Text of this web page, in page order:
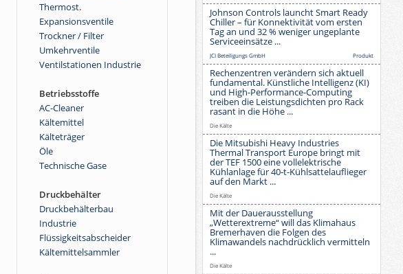
Thermost.
Expansionsventile
Trockner / Filter
Umkehrventile
Ventilstationen Industrie
Betriebsstoffe
AC-Cleaner
Kältemittel
Kälteträger
Öle
Technische Gase
Druckbehälter
Druckbehälterbau
Industrie
Flüssigkeitsabscheider
Kältemittelsammler
Johnson Controls launcht Smart Ready
Chiller – für Konnektivität vom ersten
Tag an und 32 % weniger ungeplante
Serviceeinsätze ...
JCI Beteiligungs GmbH Produkt
Rechenzentren verändern sich aktuell
fundamental. Künstliche Intelligenz (KI)
und High-Performance-Computing
treiben die Leistungsdichten pro Rack
rasant in die Höhe ...
Die Kälte
Die Mitsubishi Heavy Industries
Thermal Transport Europe bringt mit
der TEF 1500 eine vollelektrische
Kühlanlage für 40-t-Kühlsattelauflieger
auf den Markt ...
Die Kälte
Mit der Dauerausstellung
„Wetterextreme“ will das Klimahaus
Bremerhaven die Folgen des
Klimawandels nachdrücklich vermitteln
...
Die Kälte